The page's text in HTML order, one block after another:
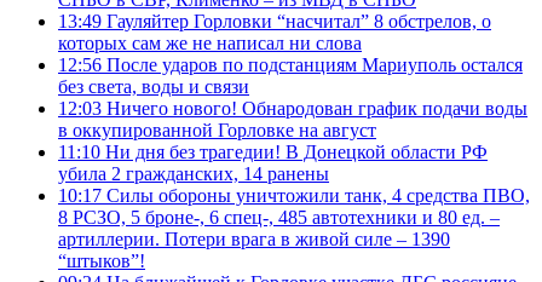
13:49 Гауляйтер Горловки “насчитал” 8 обстрелов, о
которых сам же не написал ни слова
12:56 После ударов по подстанциям Мариуполь остался
без света, воды и связи
12:03 Ничего нового! Обнародован график подачи воды
в оккупированной Горловке на август
11:10 Ни дня без трагедии! В Донецкой области РФ
убила 2 гражданских, 14 ранены
10:17 Силы обороны уничтожили танк, 4 средства ПВО,
8 РСЗО, 5 броне-, 6 спец-, 485 автотехники и 80 ед. –
артиллерии. Потери врага в живой силе – 1390
“штыков”!